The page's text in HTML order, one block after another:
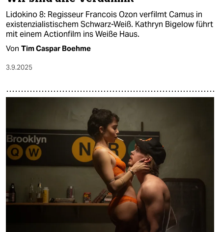
Lidokino 8: Regisseur Francois Ozon verfilmt Camus in
existenzialistischem Schwarz-Weiß. Kathryn Bigelow führt
mit einem Actionfilm ins Weiße Haus.
Von Tim Caspar Boehme
3.9.2025